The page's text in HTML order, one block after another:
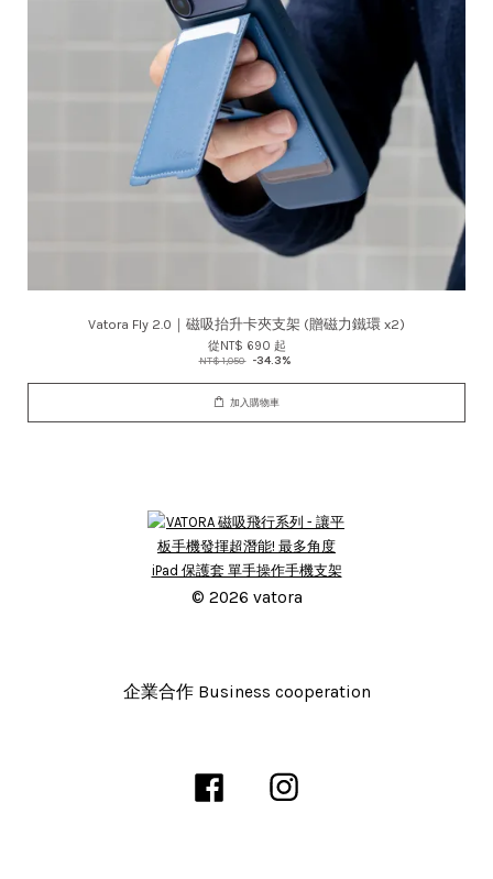
Vatora Fly 2.0｜磁吸抬升卡夾支架 (贈磁力鐵環 x2)
從NT$ 690 起
NT$ 1,050 -34.3%
加入購物車
© 2026 vatora
企業合作 Business cooperation
Facebook